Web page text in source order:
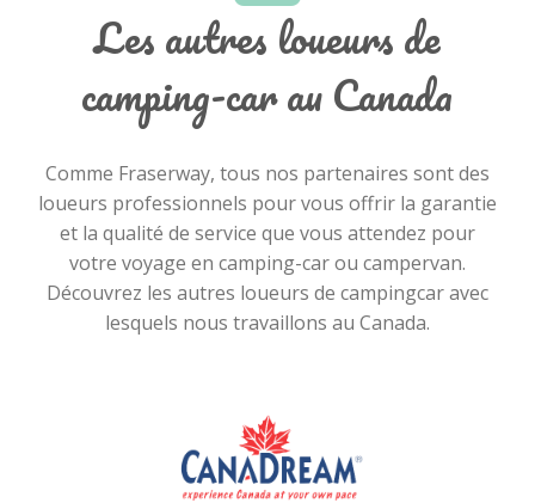
Les autres loueurs de
camping-car au Canada
Comme Fraserway, tous nos partenaires sont des
loueurs professionnels pour vous offrir la garantie
et la qualité de service que vous attendez pour
votre voyage en camping-car ou campervan.
Découvrez les autres loueurs de campingcar avec
lesquels nous travaillons au Canada.